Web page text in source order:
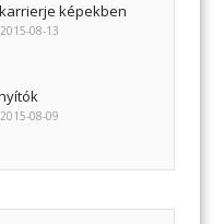
képekben
2015-08-13
2015-08-09